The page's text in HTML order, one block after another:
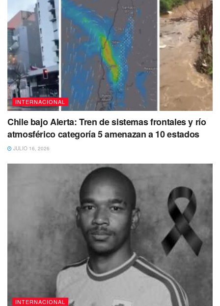
INTERNACIONAL
Chile bajo Alerta: Tren de sistemas frontales y río
atmosférico categoría 5 amenazan a 10 estados
JULIO 16, 2026
INTERNACIONAL